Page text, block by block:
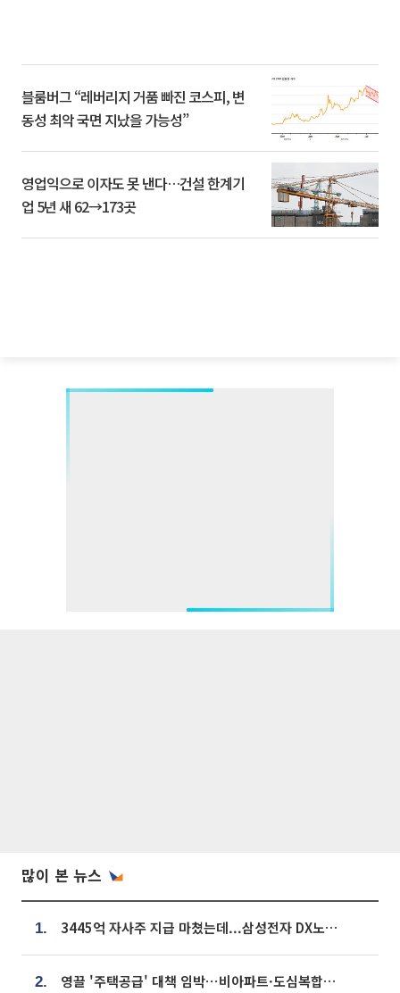
블룸버그 “레버리지 거품 빠진 코스피, 변
동성 최악 국면 지났을 가능성”
영업익으로 이자도 못 낸다…건설 한계기
업 5년 새 62→173곳
많이 본 뉴스
1. 3445억 자사주 지급 마쳤는데...삼성전자 DX노조, 뒤늦은 '떼쓰기 집회'
2. 영끌 '주택공급' 대책 임박⋯비아파트·도심복합까지 총동원